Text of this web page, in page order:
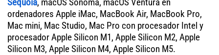
ordenadores Apple iMac, MacBook Air, MacBook Pro,
Mac mini, Mac Studio, Mac Pro con procesador Intel y
procesador Apple Silicon M1, Apple Silicon M2, Apple
Silicon M3, Apple Silicon M4, Apple Silicon M5.